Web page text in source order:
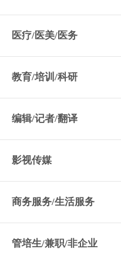
医疗/医美/医务
教育/培训/科研
编辑/记者/翻译
影视传媒
商务服务/生活服务
管培生/兼职/非企业